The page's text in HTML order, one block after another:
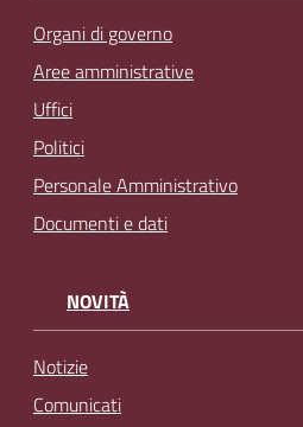
Organi di governo
Aree amministrative
Uffici
Politici
Personale Amministrativo
Documenti e dati
NOVITÀ
Notizie
Comunicati